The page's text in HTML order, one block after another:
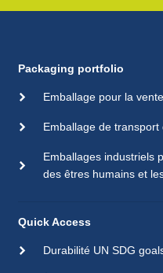
Packaging portfolio
Emballage pour la
Emballage de
Emballages industriels
des êtres humains et
Quick Access
Durabilité UN SDG